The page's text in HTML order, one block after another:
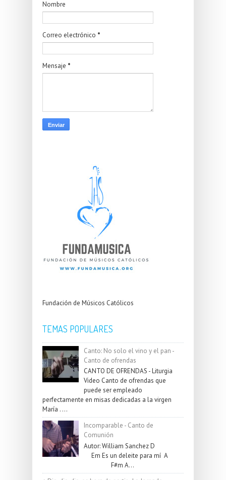
Nombre
Correo electrónico *
Mensaje *
Fundación de Músicos Católicos
TEMAS POPULARES
Canto: No solo el vino y el pan -
Canto de ofrendas
CANTO DE OFRENDAS - Liturgia
Video Canto de ofrendas que
puede ser empleado
perfectamente en misas dedicadas a la virgen
María . ...
Incomparable - Canto de
Comunión
Autor: William Sanchez D
Em Es un deleite para mí A
F#m A...